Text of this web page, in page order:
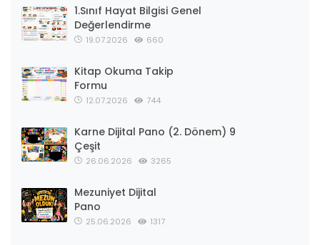
1.Sınıf Hayat Bilgisi Genel
Değerlendirme
19.07.2026 660
Kitap Okuma Takip
Formu
12.07.2026 744
Karne Dijital Pano (2. Dönem) 9
Çeşit
26.06.2026 3265
Mezuniyet Dijital
Pano
25.06.2026 1317